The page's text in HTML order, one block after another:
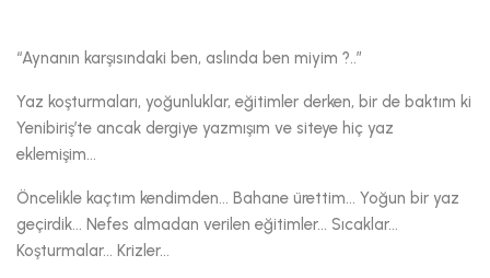
“Aynanın karşısındaki ben, aslında ben miyim ?..”
Yaz koşturmaları, yoğunluklar, eğitimler derken, bir de baktım ki
Yenibiriş’te ancak dergiye yazmışım ve siteye hiç yaz
eklemişim...
Öncelikle kaçtım kendimden... Bahane ürettim... Yoğun bir yaz
geçirdik... Nefes almadan verilen eğitimler... Sıcaklar...
Koşturmalar... Krizler...